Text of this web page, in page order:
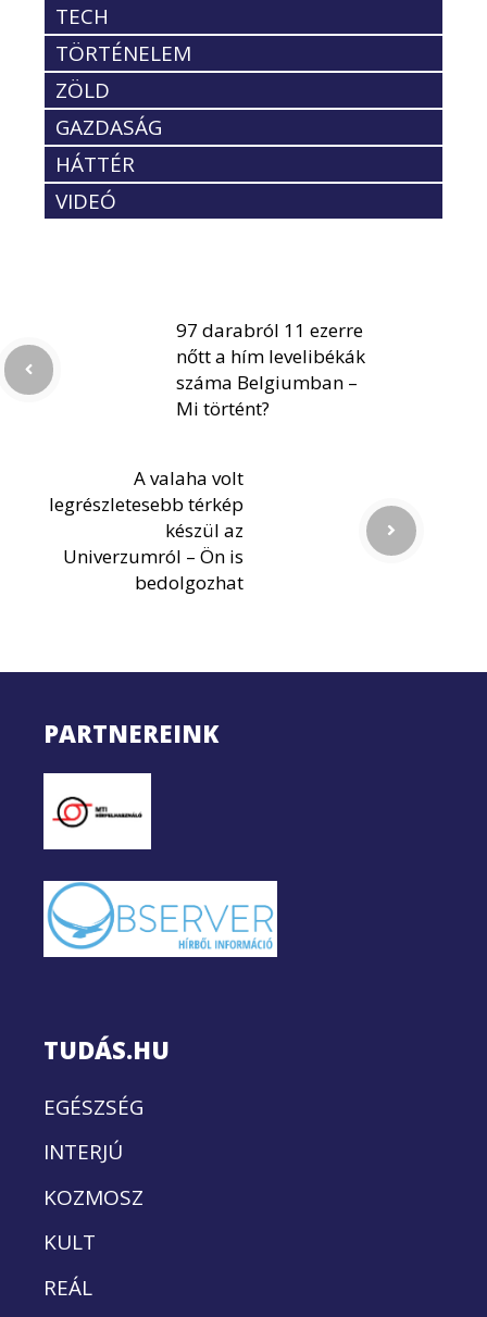
TECH
TÖRTÉNELEM
ZÖLD
GAZDASÁG
HÁTTÉR
VIDEÓ
97 darabról 11 ezerre
nőtt a hím levelibékák
száma Belgiumban –
Mi történt?
A valaha volt
legrészletesebb térkép
készül az
Univerzumról – Ön is
bedolgozhat
PARTNEREINK
TUDÁS.HU
EGÉSZSÉG
INTERJÚ
KOZMOSZ
KULT
REÁL